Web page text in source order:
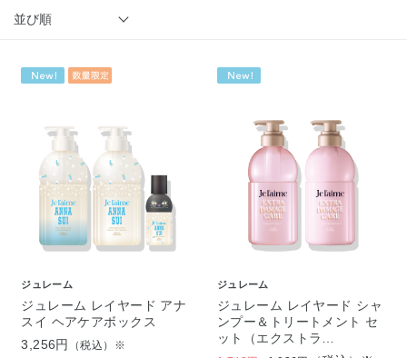
並び順
ジュレーム
ジュレーム レイヤード アナ
スイ ヘアケアボックス
3,256円
（税込）※
ジュレーム
ジュレーム レイヤード シャ
ンプー＆トリートメント セ
ット（エクストラ…